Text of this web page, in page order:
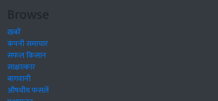
Browse
खबरें
कंपनी समाचार
सफल किसान
साक्षात्कार
बागवानी
औषधीय फसलें